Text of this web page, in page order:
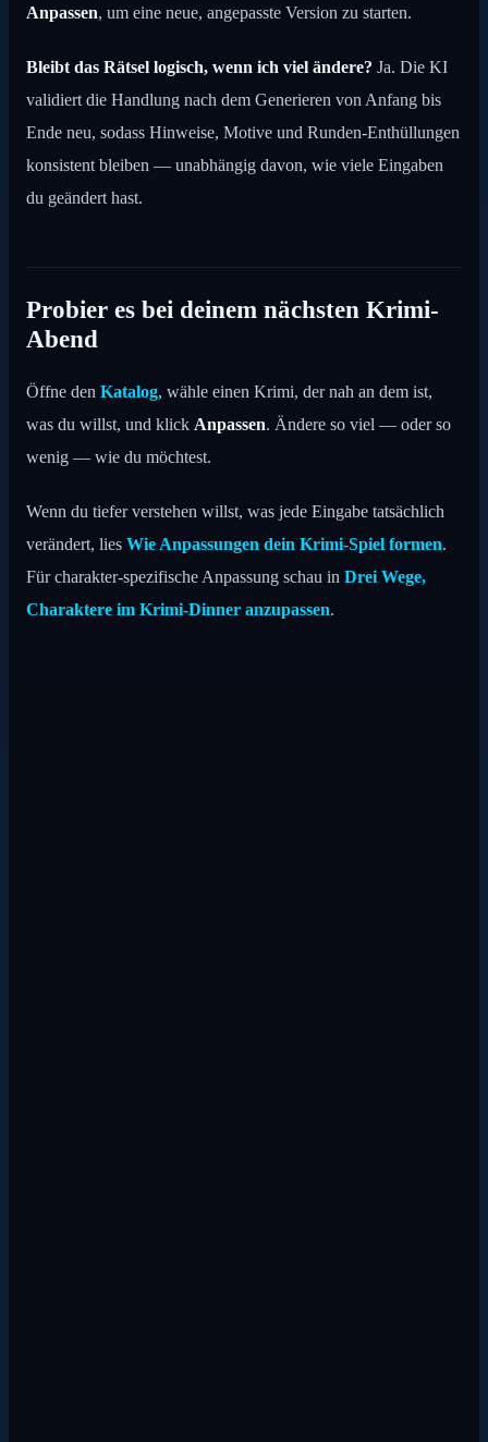
Anpassen, um eine neue, angepasste Version zu starten.
Bleibt das Rätsel logisch, wenn ich viel ändere? Ja. Die KI
validiert die Handlung nach dem Generieren von Anfang bis
Ende neu, sodass Hinweise, Motive und Runden-Enthüllungen
konsistent bleiben — unabhängig davon, wie viele Eingaben
du geändert hast.
Probier es bei deinem nächsten Krimi-
Abend
Öffne den Katalog, wähle einen Krimi, der nah an dem ist,
was du willst, und klick Anpassen. Ändere so viel — oder so
wenig — wie du möchtest.
Wenn du tiefer verstehen willst, was jede Eingabe tatsächlich
verändert, lies Wie Anpassungen dein Krimi-Spiel formen.
Für charakter-spezifische Anpassung schau in Drei Wege,
Charaktere im Krimi-Dinner anzupassen.